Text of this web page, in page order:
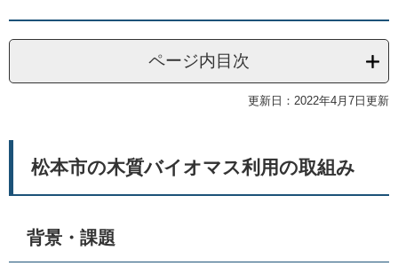
す
。
し
て
ページ内目次
更新日：2022年4月7日更新
松本市の木質バイオマス利用の取組み
背景・課題